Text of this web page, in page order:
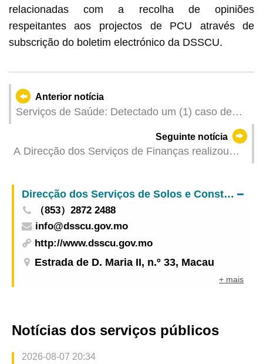
relacionadas com a recolha de opiniões
respeitantes aos projectos de PCU através de
subscrição do boletim electrónico da DSSCU.
Anterior notícia
Serviços de Saúde: Detectado um (1) caso de
Seguinte notícia
A Direcção dos Serviços de Finanças realizou
o Código Fiscal
Direcção dos Serviços de Solos e Construção Urbana
（853）2872 2488
info@dsscu.gov.mo
http://www.dsscu.gov.mo
Estrada de D. Maria II, n.º 33, Macau
+ mais
Notícias dos serviços públicos
2026-08-07 20:34